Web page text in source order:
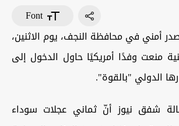
Font
أمني في محافظة النجف، يوم الاثنين،
منعت وفدًا أمريكيًا حاول الدخول إلى
الدولي "بالقوة".
شفق نيوز أنّ ثماني عجلات سوداء